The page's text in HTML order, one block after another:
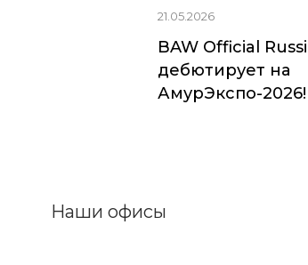
21.05.2026
BAW Official
дебютирует на
АмурЭкспо-2026!
Наши офисы